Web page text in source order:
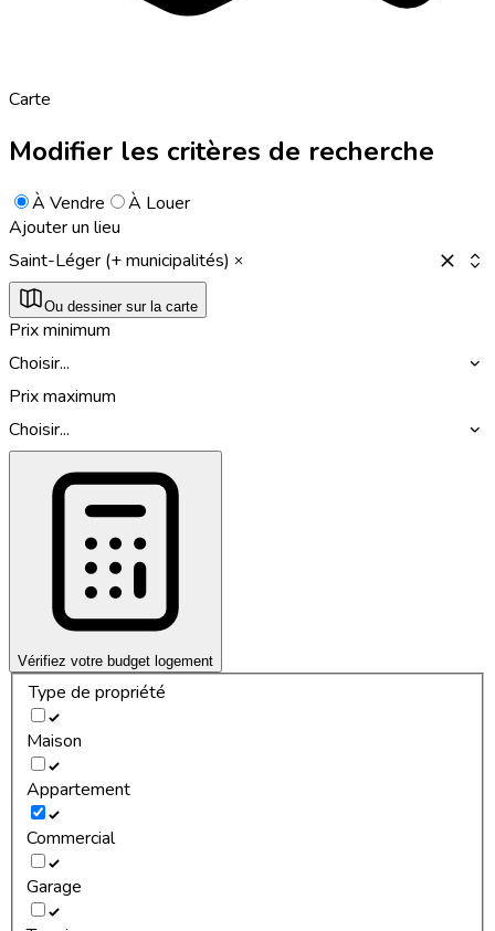
Carte
Modifier les critères de recherche
À Vendre
À Louer
Ajouter un lieu
Saint-Léger (+ municipalités)
Ou dessiner sur la carte
Prix minimum
Choisir...
Prix maximum
Choisir...
Vérifiez votre budget logement
Type de propriété
Maison
Appartement
Commercial
Garage